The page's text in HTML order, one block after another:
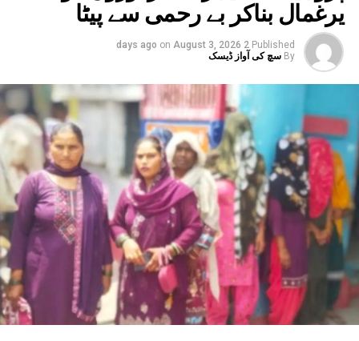
یرغمال بناکر بے رحمی سے پیٹا
Published
2 days ago
on August 3, 2026
By سچ کی آواز ڈیسک